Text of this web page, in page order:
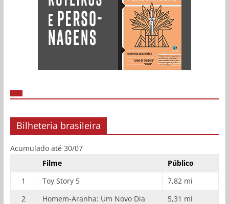
Bilheteria brasileira
Acumulado até 30/07
Filme
Público
1
Toy Story 5
7,82 mi
2
Homem-Aranha: Um Novo Dia
5,31 mi